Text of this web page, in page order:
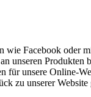
Facebook oder
unseren
für unsere Online-
zu unserer Website